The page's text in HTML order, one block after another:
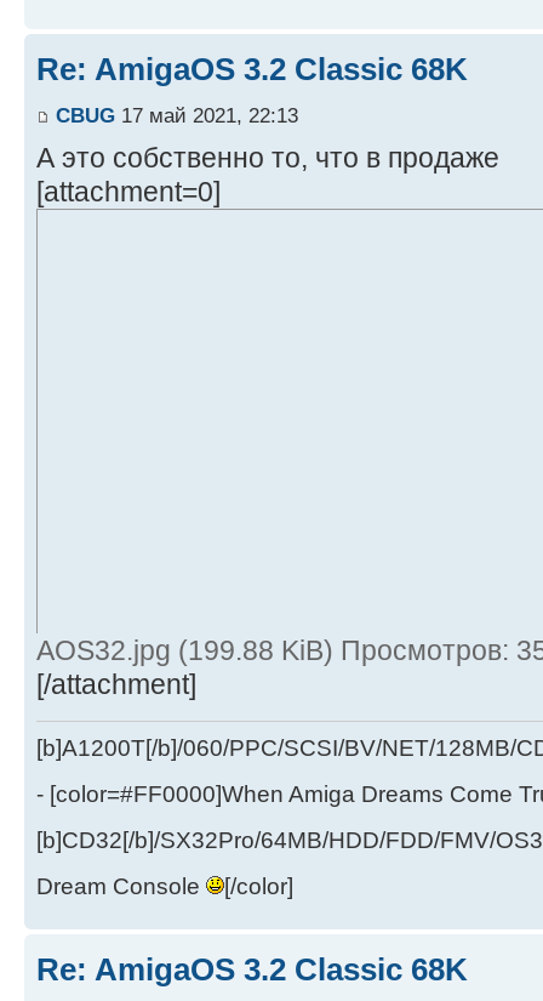
Re: AmigaOS 3.2 Classic 68K
CBUG 17 май 2021, 22:13
А это собственно то, что в продаже
[attachment=0]
AOS32.jpg (199.88 KiB) Просмотров:
[/attachment]
[b]A1200T[/b]/060/PPC/SCSI/BV/NET/128MB/
- [color=#FF0000]When Amiga Dreams Come
[b]CD32[/b]/SX32Pro/64MB/HDD/FDD/FMV/
Dream Console
[/color]
Re: AmigaOS 3.2 Classic 68K